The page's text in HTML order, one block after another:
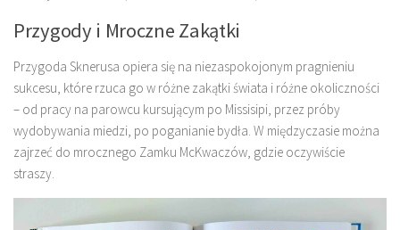
Przygody i Mroczne Zakątki
Przygoda Sknerusa opiera się na niezaspokojonym pragnieniu
sukcesu, które rzuca go w różne zakątki świata i różne okoliczności
– od pracy na parowcu kursującym po Missisipi, przez próby
wydobywania miedzi, po poganianie bydła. W międzyczasie można
zajrzeć do mrocznego Zamku McKwaczów, gdzie oczywiście
straszy.